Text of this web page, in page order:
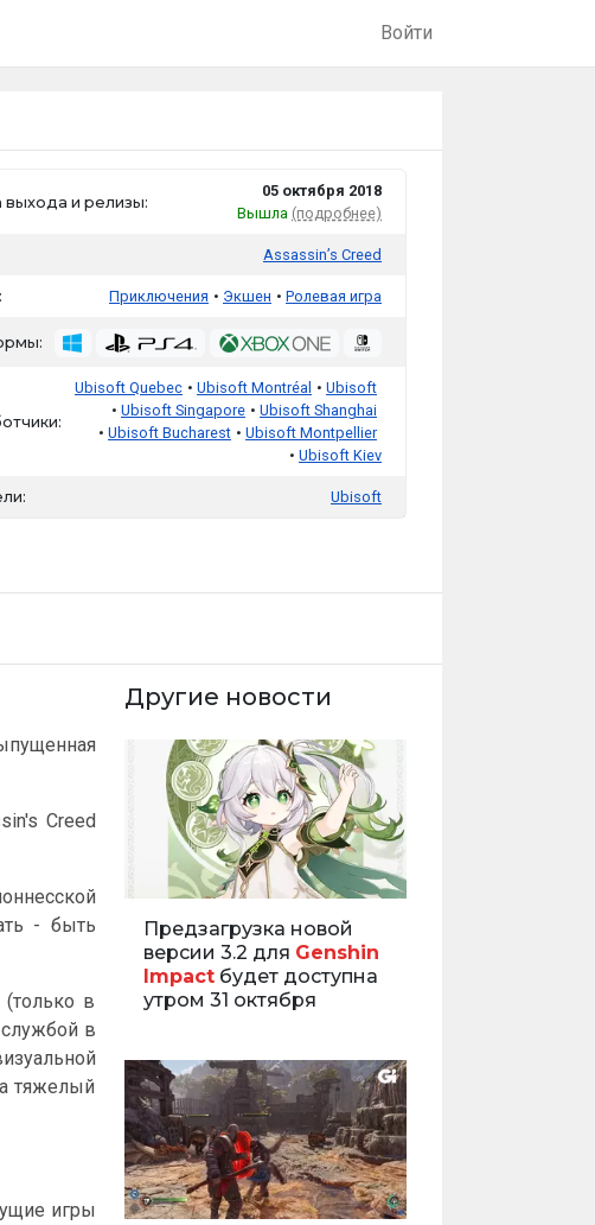
Войти
и релизы:
05 октября 2018
Вышла (подробнее)
Assassin’s Creed
Приключения Экшен Ролевая игра
Ubisoft Quebec Ubisoft Montréal
Ubisoft
Ubisoft Singapore
Ubisoft Shanghai
Ubisoft Bucharest
Ubisoft Montpellier
Ubisoft Kiev
Ubisoft
Creed
- быть
в
службой в
тяжелый
игры
Другие новости
Предзагрузка новой
версии 3.2 для Genshin
Impactбудет доступна
утром 31 октября